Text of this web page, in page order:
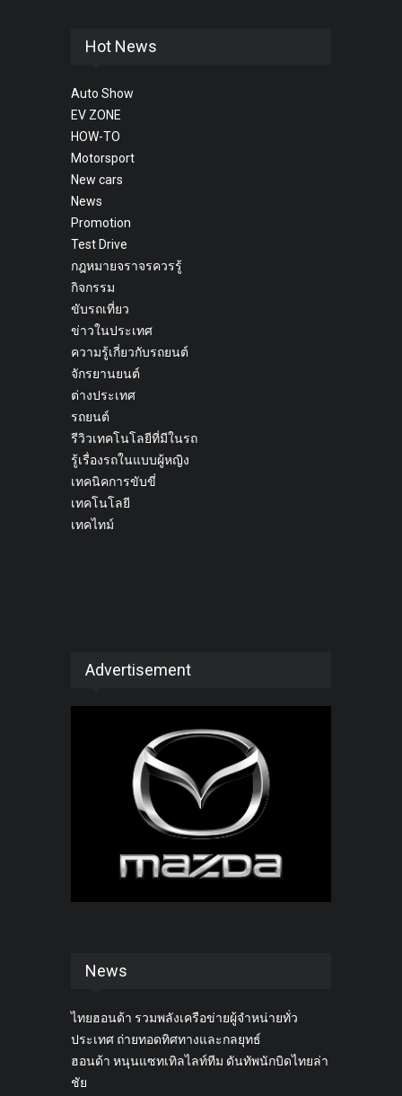
Hot News
Auto Show
EV ZONE
HOW-TO
Motorsport
New cars
News
Promotion
Test Drive
กฎหมายจราจรควรรู้
กิจกรรม
ขับรถเที่ยว
ข่าวในประเทศ
ความรู้เกี่ยวกับรถยนต์
จักรยานยนต์
ต่างประเทศ
รถยนต์
รีวิวเทคโนโลยีที่มีในรถ
รู้เรื่องรถในแบบผู้หญิง
เทคนิคการขับขี่
เทคโนโลยี
เทคไทม์
Advertisement
News
ไทยฮอนด้า รวมพลังเครือข่ายผู้จำหน่ายทั่ว
ประเทศ ถ่ายทอดทิศทางและกลยุทธ์
ฮอนด้า หนุนแซทเทิลไลท์ทีม ดันทัพนักบิดไทยล่า
ชัย